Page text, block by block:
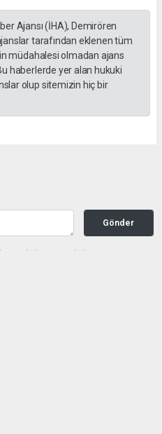
Ajansı (İHA), Demirören
tarafından eklenen tüm
müdahalesi olmadan ajans
haberlerde yer alan hukuki
olup sitemizin hiç bir
Gönder
etmiş bulunuyor ve haberunye.com